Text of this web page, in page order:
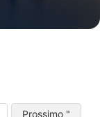
Prossimo "